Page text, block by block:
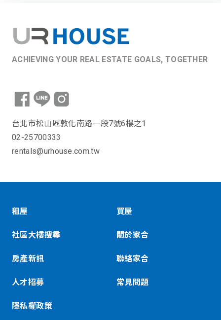
ACHIEVING YOUR REAL ESTATE GOALS, TOGETHER
台北市松山區敦化南路一段7號6樓之1
02-25700333
rentals@urhouse.com.tw
租屋 買屋
社區大樓搜尋 關於家合
房產新訊 聯絡家合
人才招募 常見問題
隱私權政策